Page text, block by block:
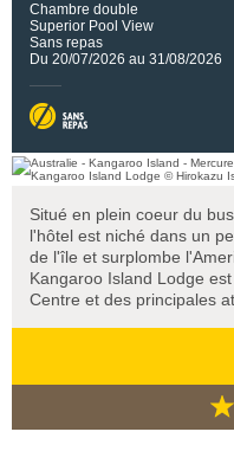
Chambre double
Superior Pool View
Sans repas
Du 20/07/2026 au 31/08/2026
Situé en plein coeur du
l'hôtel est niché dans un
de l'île et surplombe
Kangaroo Island Lodge
Centre et des principales